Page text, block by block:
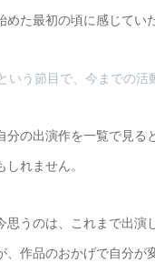
めた最初の頃に感じてい
う節目で、今までの活
分の出演作を一覧で見る
しれません。
思うのは、これまで出演
、作品のおかげで自分